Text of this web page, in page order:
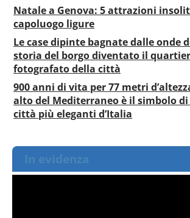
Natale a Genova: 5 attrazioni
capoluogo ligure
Le case dipinte bagnate dalle onde
storia del borgo diventato il
fotografato della città
900 anni di vita per 77 metri
alto del Mediterraneo è il simbolo
città più eleganti d’Italia
In evidenza